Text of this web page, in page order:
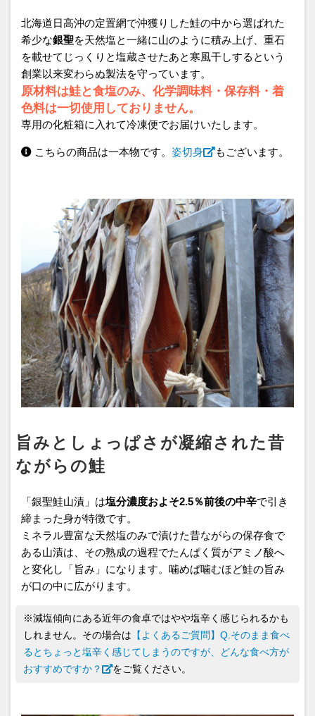
北海道日高沖の定置網で沖獲りした鮭の中から選ばれた
希少な銀聖を天然塩と一緒に山のように積み上げ、重石
を載せてじっくりと塩蔵させたあと寒風干しするという
創業以来変わらぬ製法を守っています。
原材料は鮭と食塩のみ、化学調味料・保存料・着
色料は一切使用しておりません。
専用の化粧箱に入れて冷凍便でお届けいたします。
こちらの商品は一本物です。 姿切身 もございます。
旨みとしょっぱさが凝縮された昔
ながらの鮭
「銀聖鮭山漬」は塩分濃度およそ2.5％前後の中辛で引き
締まった身が特徴です。
ミネラル豊富な天然塩のみで漬けた昔ながらの保存食で
ある山漬は、その熟成の過程でたんぱく質がアミノ酸へ
と変化し「旨み」になります。噛めば噛むほど鮭の旨み
が口の中に広がります。
※減塩傾向にある近年の食卓ではやや塩辛く感じられるかも
しれません。その場合は 【よくあるご質問】Q.そのまま食べ
るとちょっと塩辛く感じてしまうのですが、どんな食べ方が
おすすめですか？
をご覧ください。